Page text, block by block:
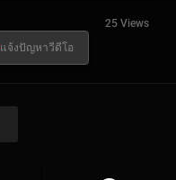
25 Views
แจ้งปัญหาวีดีโอ